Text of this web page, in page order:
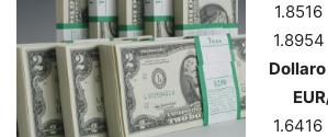
1.8954